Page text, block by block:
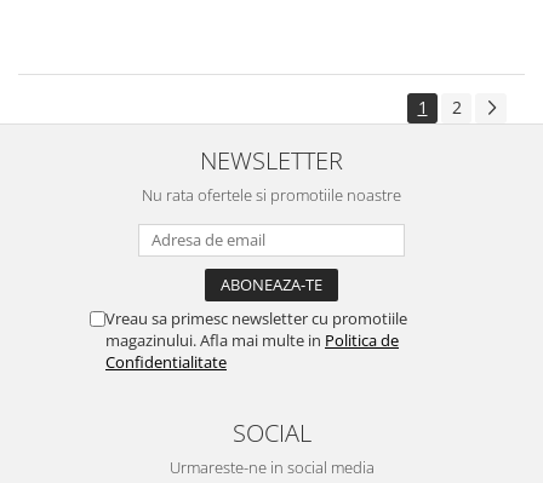
1 2
NEWSLETTER
Nu rata ofertele si promotiile noastre
Vreau sa primesc newsletter cu promotiile
magazinului. Afla mai multe in Politica de
Confidentialitate
SOCIAL
Urmareste-ne in social media